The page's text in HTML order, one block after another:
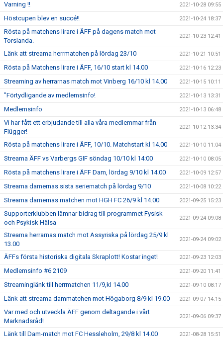
Varning !! 2021-10-28 09:55
Höstcupen blev en succé!! 2021-10-24 18:37
Rösta på matchens lirare i ÄFF på dagens match mot
Torslanda.
2021-10-23 12:41
Länk att streama herrmatchen på lördag 23/10 2021-10-21 10:51
Rösta på Matchens lirare i ÄFF, 16/10 start kl 14.00 2021-10-16 12:23
Streaming av herrarnas match mot Vinberg 16/10 kl 14.00 2021-10-15 10:11
”Förtydligande av medlemsinfo! 2021-10-13 13:31
Medlemsinfo 2021-10-13 06:48
Vi har fått ett erbjudande till alla våra medlemmar från
Flügger!
2021-10-12 13:34
Rösta på matchens lirare i ÄFF, 10/10. Matchstart kl 14.00 2021-10-10 11:04
Streama ÄFF vs Varbergs GIF söndag 10/10 kl 14:00 2021-10-10 08:05
Rösta på matchens lirare i ÄFF Dam, lördag 9/10 kl 14.00 2021-10-09 12:57
Streama damernas sista seriematch på lördag 9/10 2021-10-08 10:22
Streama damernas matchen mot HGH FC 26/9 kl 14.00 2021-09-25 15:23
Supporterklubben lämnar bidrag till programmet Fysisk
och Psykisk Hälsa
2021-09-24 09:08
Streama herrarnas match mot Assyriska på lördag 25/9 kl
13.00
2021-09-24 09:02
ÄFFs första historiska digitala Skraplott! Kostar inget! 2021-09-23 12:03
Medlemsinfo #6 2109 2021-09-20 11:41
Streaminglänk till herrmatchen 11/9,kl 14.00 2021-09-10 08:17
Länk att streama dammatchen mot Högaborg 8/9 kl 19.00 2021-09-07 14:15
Var med och utveckla ÄFF genom deltagande i vårt
Marknadsråd!
2021-09-06 09:37
Länk till Dam-match mot FC Hessleholm, 29/8 kl 14.00 2021-08-28 15:51